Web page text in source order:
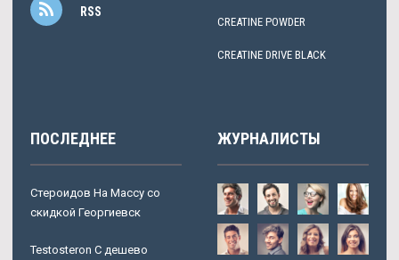
RSS
CREATINE POWDER
CREATINE DRIVE BLACK
ПОСЛЕДНЕЕ
Стероидов На Массу со
скидкой Георгиевск
Testosteron C дешево
ЖУРНАЛИСТЫ